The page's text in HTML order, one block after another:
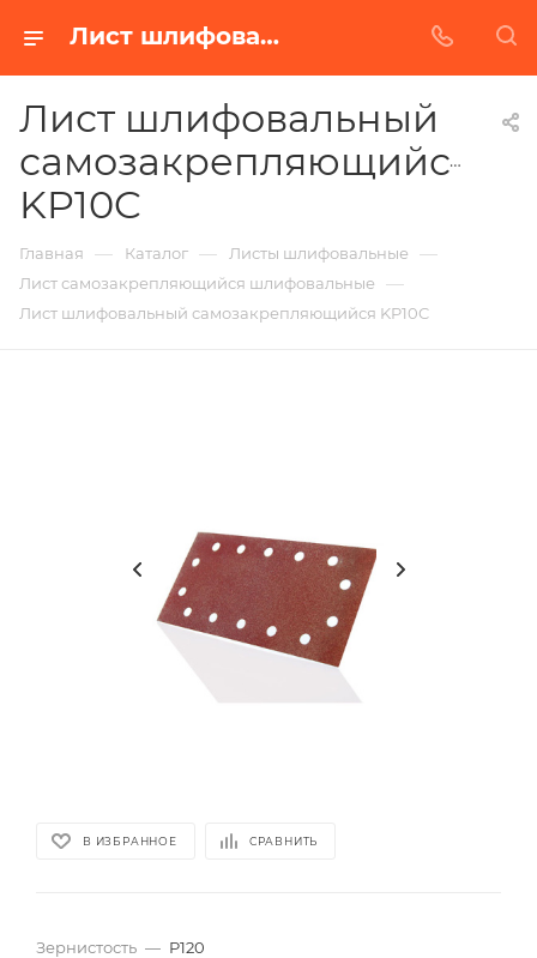
Лист шлифовальный самозакрепляющийся KP10C в Белгороде | Купить по недорогой цене от Абразивного Завода
Лист шлифовальный
самозакрепляющийся
KP10C
Главная — Каталог — Листы шлифовальные —
Лист самозакрепляющийся шлифовальные —
Лист шлифовальный самозакрепляющийся KP10C
В ИЗБРАННОЕ СРАВНИТЬ
Зернистость — P120